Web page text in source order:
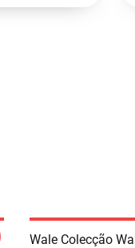
Wale Colecção